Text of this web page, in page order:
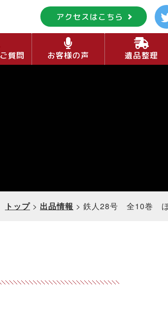
アクセスはこちら
質問 お客様の声 遺品整理
トップ > 出品情報 > 鉄人28号 全10巻